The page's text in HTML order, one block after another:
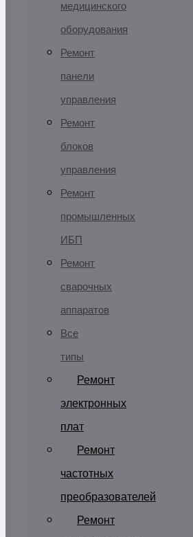
медицинского
оборудования
Ремонт
панели
управления
Ремонт
блоков
управления
Ремонт
промышленных
ИБП
Ремонт
сварочных
аппаратов
Все
типы
Ремонт
электронных
плат
Ремонт
частотных
преобразователей
Ремонт